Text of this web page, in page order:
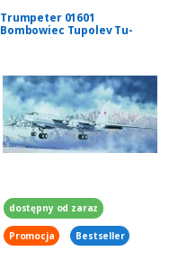
Trumpeter 01601
Bombowiec Tupolev Tu-
dostępny od zaraz
Promocja Bestseller